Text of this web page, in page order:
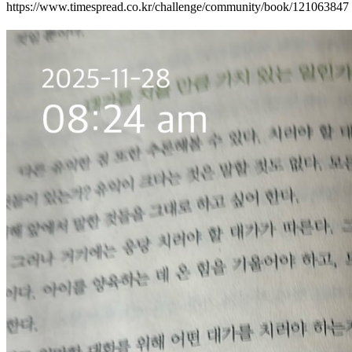
https://www.timespread.co.kr/challenge/community/book/121063847